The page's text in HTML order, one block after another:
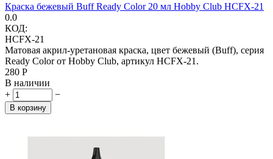
Краска бежевый Buff Ready Color 20 мл Hobby Club HCFX-21
0.0
КОД:
HCFX-21
Матовая акрил-уретановая краска, цвет бежевый (Buff), серия
Ready Color от Hobby Club, артикул HCFX-21.
‍280‍ Р
В наличии
+
−
В корзину